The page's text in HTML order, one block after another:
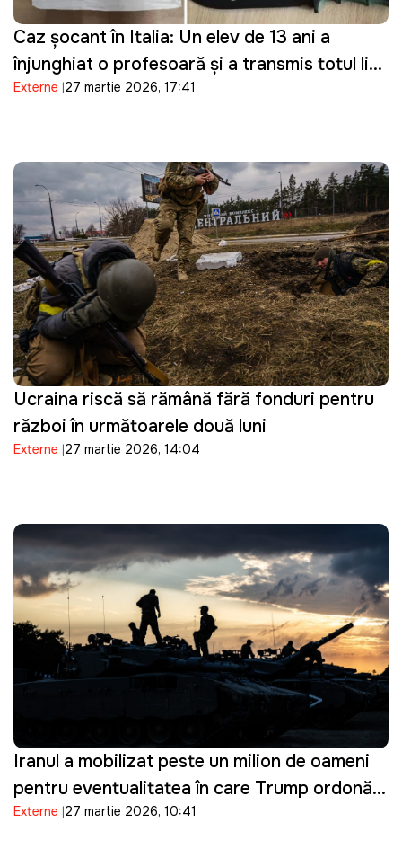
Caz șocant în Italia: Un elev de 13 ani a
înjunghiat o profesoară și a transmis totul live
pe Telegram
Externe 27 martie 2026, 17:41
Ucraina riscă să rămână fără fonduri pentru
război în următoarele două luni
Externe 27 martie 2026, 14:04
Iranul a mobilizat peste un milion de oameni
pentru eventualitatea în care Trump ordonă o
invazie terestră
Externe 27 martie 2026, 10:41